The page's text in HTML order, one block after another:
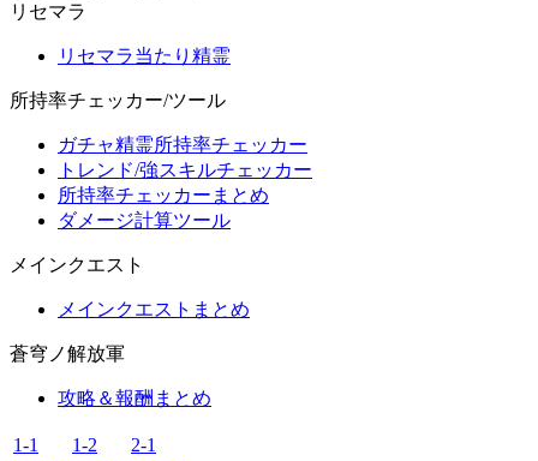
リセマラ
リセマラ当たり精霊
所持率チェッカー/ツール
ガチャ精霊所持率チェッカー
トレンド/強スキルチェッカー
所持率チェッカーまとめ
ダメージ計算ツール
メインクエスト
メインクエストまとめ
蒼穹ノ解放軍
攻略＆報酬まとめ
1-1 1-2
2-1